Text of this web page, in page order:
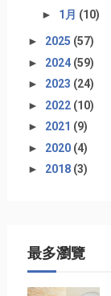
► 1月 (10)
► 2025 (57)
► 2024 (59)
► 2023 (24)
► 2022 (10)
► 2021 (9)
► 2020 (4)
► 2018 (3)
最多瀏覽